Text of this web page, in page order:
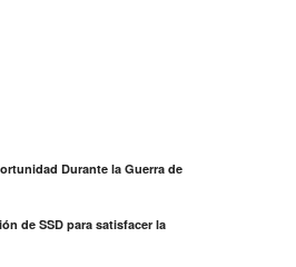
Durante la Guerra de
de SSD para satisfacer la